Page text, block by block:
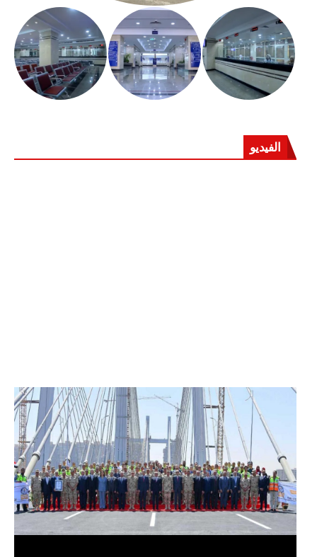
الفيديو
الرئيس عبد الفتاح السيسي يفتتح محور روض الفرج
وكوبري تحيا مصر